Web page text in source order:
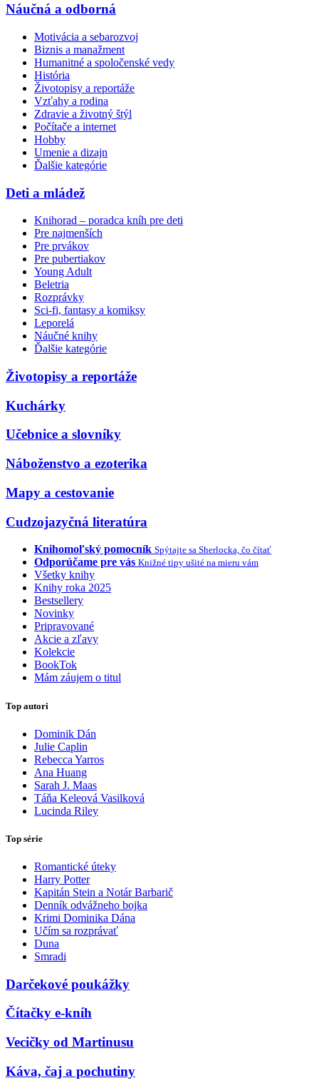
Náučná a odborná
Motivácia a sebarozvoj
Biznis a manažment
Humanitné a spoločenské vedy
História
Životopisy a reportáže
Vzťahy a rodina
Zdravie a životný štýl
Počítače a internet
Hobby
Umenie a dizajn
Ďalšie kategórie
Deti a mládež
Knihorad – poradca kníh pre deti
Pre najmenších
Pre prvákov
Pre pubertiakov
Young Adult
Beletria
Rozprávky
Sci-fi, fantasy a komiksy
Leporelá
Náučné knihy
Ďalšie kategórie
Životopisy a reportáže
Kuchárky
Učebnice a slovníky
Náboženstvo a ezoterika
Mapy a cestovanie
Cudzojazyčná literatúra
Knihomoľský pomocník Spýtajte sa Sherlocka, čo čítať
Odporúčame pre vás Knižné tipy ušité na mieru vám
Všetky knihy
Knihy roka 2025
Bestsellery
Novinky
Pripravované
Akcie a zľavy
Kolekcie
BookTok
Mám záujem o titul
Top autori
Dominik Dán
Julie Caplin
Rebecca Yarros
Ana Huang
Sarah J. Maas
Táňa Keleová Vasilková
Lucinda Riley
Top série
Romantické úteky
Harry Potter
Kapitán Stein a Notár Barbarič
Denník odvážneho bojka
Krimi Dominika Dána
Učím sa rozprávať
Duna
Smradi
Darčekové poukážky
Čítačky e-kníh
Vecičky od Martinusu
Káva, čaj a pochutiny